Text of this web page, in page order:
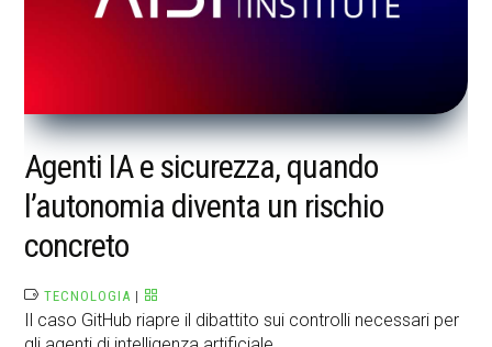
Agenti IA e sicurezza, quando
l’autonomia diventa un rischio
concreto
TECNOLOGIA |
Il caso GitHub riapre il dibattito sui controlli necessari per